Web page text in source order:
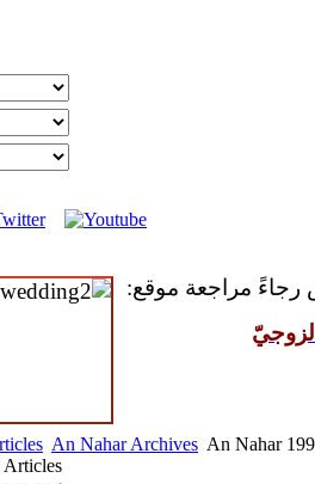
رجاءً مراجعة موقع:
An Nahar Archives An Nahar
Articles